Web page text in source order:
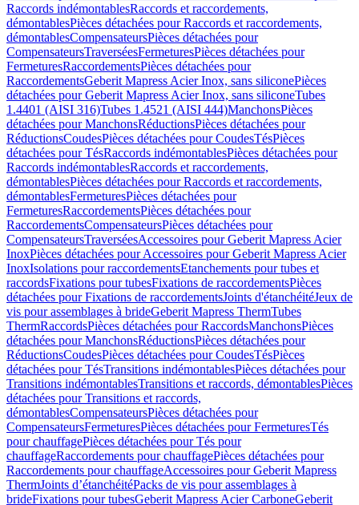
Raccords indémontablesRaccords et raccordements,
démontablesPièces détachées pour Raccords et raccordements,
démontablesCompensateursPièces détachées pour
CompensateursTraverséesFermeturesPièces détachées pour
FermeturesRaccordementsPièces détachées pour
RaccordementsGeberit Mapress Acier Inox, sans siliconePièces
détachées pour Geberit Mapress Acier Inox, sans siliconeTubes
1.4401 (AISI 316)Tubes 1.4521 (AISI 444)ManchonsPièces
détachées pour ManchonsRéductionsPièces détachées pour
RéductionsCoudesPièces détachées pour CoudesTésPièces
détachées pour TésRaccords indémontablesPièces détachées pour
Raccords indémontablesRaccords et raccordements,
démontablesPièces détachées pour Raccords et raccordements,
démontablesFermeturesPièces détachées pour
FermeturesRaccordementsPièces détachées pour
RaccordementsCompensateursPièces détachées pour
CompensateursTraverséesAccessoires pour Geberit Mapress Acier
InoxPièces détachées pour Accessoires pour Geberit Mapress Acier
InoxIsolations pour raccordementsEtanchements pour tubes et
raccordsFixations pour tubesFixations de raccordementsPièces
détachées pour Fixations de raccordementsJoints d'étanchéitéJeux de
vis pour assemblages à brideGeberit Mapress ThermTubes
ThermRaccordsPièces détachées pour RaccordsManchonsPièces
détachées pour ManchonsRéductionsPièces détachées pour
RéductionsCoudesPièces détachées pour CoudesTésPièces
détachées pour TésTransitions indémontablesPièces détachées pour
Transitions indémontablesTransitions et raccords, démontablesPièces
détachées pour Transitions et raccords,
démontablesCompensateursPièces détachées pour
CompensateursFermeturesPièces détachées pour FermeturesTés
pour chauffagePièces détachées pour Tés pour
chauffageRaccordements pour chauffagePièces détachées pour
Raccordements pour chauffageAccessoires pour Geberit Mapress
ThermJoints d’étanchéitéPacks de vis pour assemblages à
brideFixations pour tubesGeberit Mapress Acier CarboneGeberit